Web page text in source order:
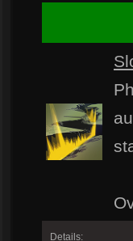
Details: